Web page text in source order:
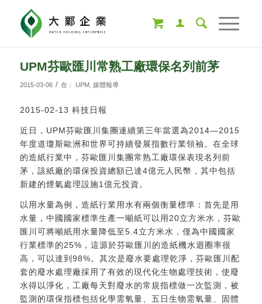
UPM芬歐匯川常熟工廠環保名列前茅
2015-03-06 / 在： UPM, 媒體報導
2015-02-13 科技日報
近日，UPM芬歐匯川集團連續第三年當選為2014—2015
年度道瓊斯歐洲和世界可持續發展指數行業領袖。在全球
的造紙行業中，芬歐匯川集團常熟工廠環保表現名列前
茅， 該紙廠的環保投資總額已達4億元人民幣，其中包括
新建的煙氣處理設施1億元投資。
以用水量為例，造紙行業用水有兩個衡量標準：首先是用
水量，中國國家標準生產一噸紙可以用20立方米水，芬歐
匯川可將噸紙用水量降低至5.4立方米水，僅為中國國家
行業標準的25%，這源於芬歐匯川的造紙機水迴圈率很
高，可以達到98%。其次是廢水要處理乾淨，芬歐匯川配
套的廢水處理廠採用了有效的現代化生物處理技術，使廢
水得以淨化，工廠每天對廢水的常規指標做一次監測，被
監測的環保指標包括化學需氧量、五日生物需氧量、固體